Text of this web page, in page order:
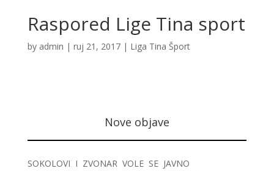
Raspored Lige Tina sport
by admin | ruj 21, 2017| Liga Tina Šport
Nove objave
SOKOLOVI I ZVONAR VOLE SE JAVNO